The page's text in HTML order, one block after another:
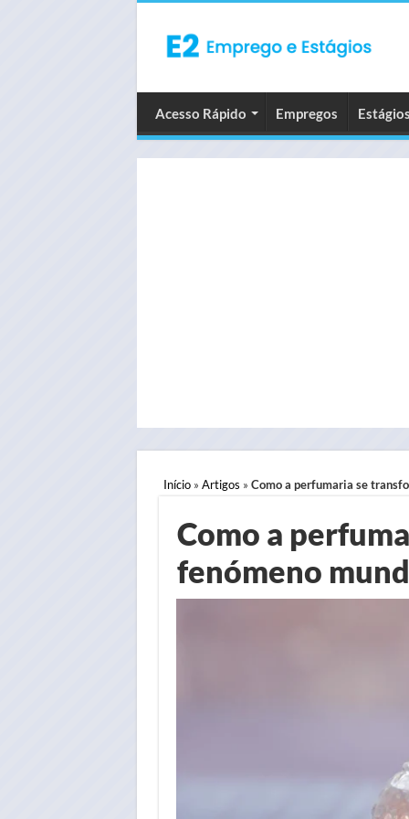
Acesso Rápido Empregos
Início» Artigos » Como a perfumaria se
Como a
fenómeno